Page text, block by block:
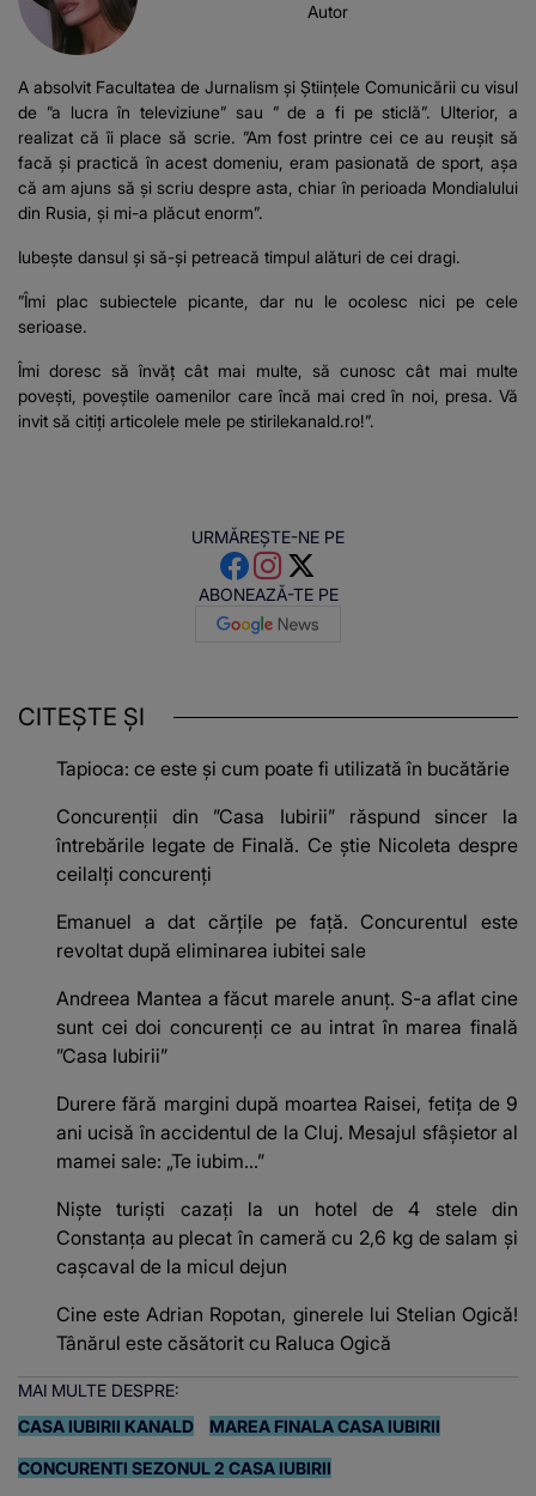
Autor
A absolvit Facultatea de Jurnalism și Științele Comunicării cu visul
de ”a lucra în televiziune” sau ” de a fi pe sticlă”. Ulterior, a
realizat că îi place să scrie. ”Am fost printre cei ce au reușit să
facă și practică în acest domeniu, eram pasionată de sport, așa
că am ajuns să și scriu despre asta, chiar în perioada Mondialului
din Rusia, și mi-a plăcut enorm”.
Iubește dansul și să-și petreacă timpul alături de cei dragi.
”Îmi plac subiectele picante, dar nu le ocolesc nici pe cele
serioase.
Îmi doresc să învăț cât mai multe, să cunosc cât mai multe
povești, poveștile oamenilor care încă mai cred în noi, presa. Vă
invit să citiți articolele mele pe stirilekanald.ro!”.
URMĂREȘTE-NE PE
ABONEAZĂ-TE PE
CITEȘTE ȘI
Tapioca: ce este și cum poate fi utilizată în bucătărie
Concurenții din ”Casa Iubirii” răspund sincer la
întrebările legate de Finală. Ce știe Nicoleta despre
ceilalți concurenți
Emanuel a dat cărțile pe față. Concurentul este
revoltat după eliminarea iubitei sale
Andreea Mantea a făcut marele anunț. S-a aflat cine
sunt cei doi concurenți ce au intrat în marea finală
”Casa Iubirii”
Durere fără margini după moartea Raisei, fetița de 9
ani ucisă în accidentul de la Cluj. Mesajul sfâșietor al
mamei sale: „Te iubim…”
Niște turiști cazați la un hotel de 4 stele din
Constanța au plecat în cameră cu 2,6 kg de salam și
cașcaval de la micul dejun
Cine este Adrian Ropotan, ginerele lui Stelian Ogică!
Tânărul este căsătorit cu Raluca Ogică
MAI MULTE DESPRE:
CASA IUBIRII KANALD
MAREA FINALA CASA IUBIRII
CONCURENTI SEZONUL 2 CASA IUBIRII